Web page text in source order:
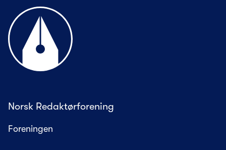
Til forsiden
Norsk Redaktørforening
Foreningen